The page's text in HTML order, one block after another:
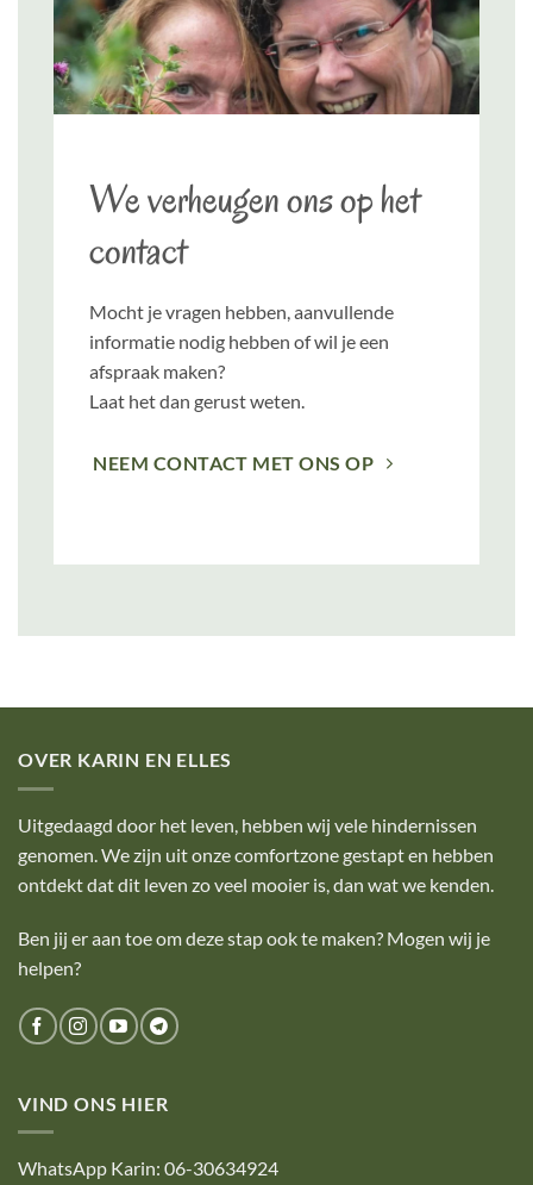
We verheugen ons op het
contact
Mocht je vragen hebben, aanvullende
informatie nodig hebben of wil je een
afspraak maken?
Laat het dan gerust weten.
NEEM CONTACT MET ONS OP
OVER KARIN EN ELLES
Uitgedaagd door het leven, hebben wij vele hindernissen
genomen. We zijn uit onze comfortzone gestapt en hebben
ontdekt dat dit leven zo veel mooier is, dan wat we kenden.
Ben jij er aan toe om deze stap ook te maken? Mogen wij je
helpen?
VIND ONS HIER
WhatsApp Karin: 06-30634924